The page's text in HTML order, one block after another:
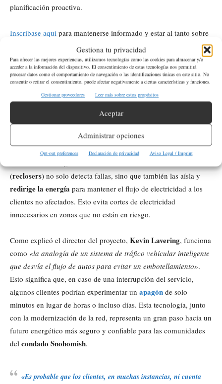
Gestiona tu privacidad
Para ofrecer las mejores experiencias, utilizamos tecnologías como las cookies para almacenar y/o
acceder a la información del dispositivo. El consentimiento de estas tecnologías nos permitirá
procesar datos como el comportamiento de navegación o las identificaciones únicas en este sitio. No
consentir o retirar el consentimiento, puede afectar negativamente a ciertas características y funciones.
Gestionar proveedores
Leer más sobre estos propósitos
Aceptar
Administrar opciones
Opt-out preferences Declaración de privacidad Aviso Legal / Imprint
planificación proactiva.
Inscríbase aquípara mantenerse informado y estar al tanto sobre
interrupciones de energía.
Beneficios del proyectoSnoSMARTmás allá
de la prevención de incendios
Además de su papel crucial en lamitigación y prevención de
, el proyectoSnoSMART
beneficios adicionales para los clientes. En esta red inteligente, la
(reclosers) no solo detecta fallas, sino que también las aísla y
redirige la energía para mantener el flujo de electricidad a los
clientes no afectados. Esto evita cortes de electricidad
innecesarios en zonas que no están en riesgo.
Como explicó el director del proyecto, Kevin Lavering, funciona
como «la analogía de un sistema de tráfico vehicular inteligente
que desvía el flujo de autos para evitar un embotellamiento».
Esto significa que, en caso de una interrupción del servicio,
algunos clientes podrían experimentar un apagón de solo
minutos en lugar de horas o incluso días. Esta tecnología, junto
con la modernización de la red, representa un gran paso hacia un
futuro energético más seguro y confiable para las comunidades
del condado Snohomish.
«Es probable que los clientes, en muchas instancias, ni cuenta